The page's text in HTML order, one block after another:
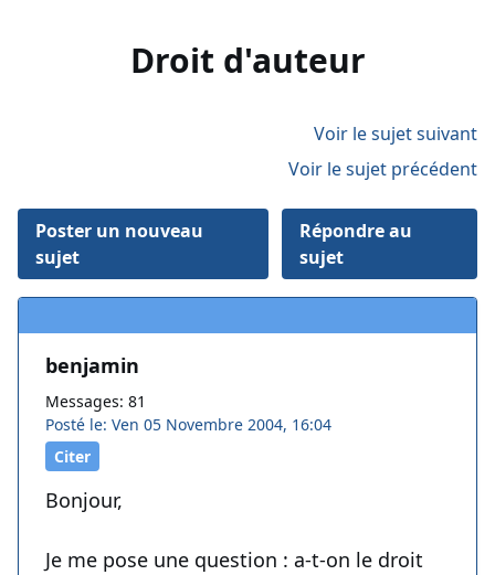
Droit d'auteur
Voir le sujet suivant
Voir le sujet précédent
Poster un nouveau
sujet
Répondre au
sujet
benjamin
Messages: 81
Posté le: Ven 05 Novembre 2004, 16:04
Citer
Bonjour,
Je me pose une question : a-t-on le droit